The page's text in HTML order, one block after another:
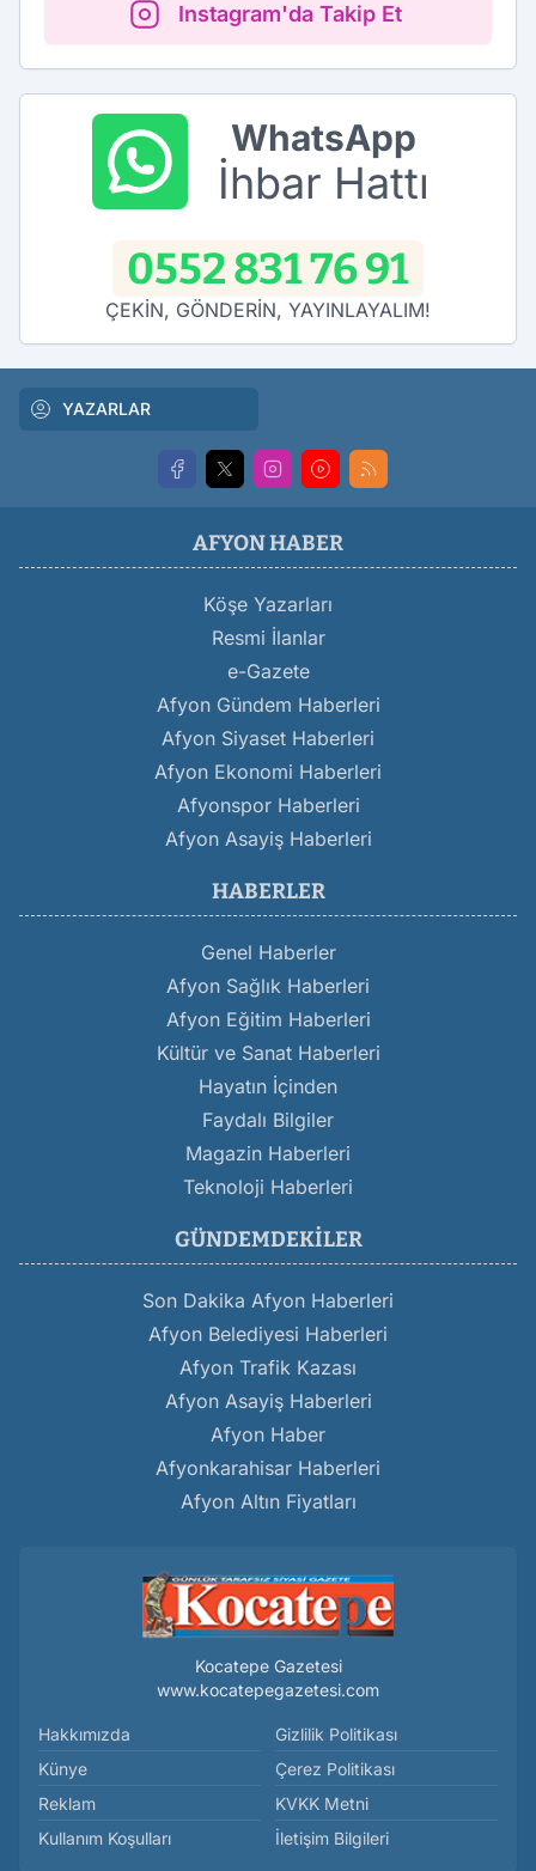
Instagram'da Takip Et
WhatsApp
İhbar Hattı
0552 831 76 91
ÇEKİN, GÖNDERİN, YAYINLAYALIM!
YAZARLAR
AFYON HABER
Köşe Yazarları
Resmi İlanlar
e-Gazete
Afyon Gündem Haberleri
Afyon Siyaset Haberleri
Afyon Ekonomi Haberleri
Afyonspor Haberleri
Afyon Asayiş Haberleri
HABERLER
Genel Haberler
Afyon Sağlık Haberleri
Afyon Eğitim Haberleri
Kültür ve Sanat Haberleri
Hayatın İçinden
Faydalı Bilgiler
Magazin Haberleri
Teknoloji Haberleri
GÜNDEMDEKILER
Son Dakika Afyon Haberleri
Afyon Belediyesi Haberleri
Afyon Trafik Kazası
Afyon Asayiş Haberleri
Afyon Haber
Afyonkarahisar Haberleri
Afyon Altın Fiyatları
Kocatepe Gazetesi
www.kocatepegazetesi.com
Hakkımızda
Künye
Reklam
Kullanım Koşulları
Gizlilik Politikası
Çerez Politikası
KVKK Metni
İletişim Bilgileri